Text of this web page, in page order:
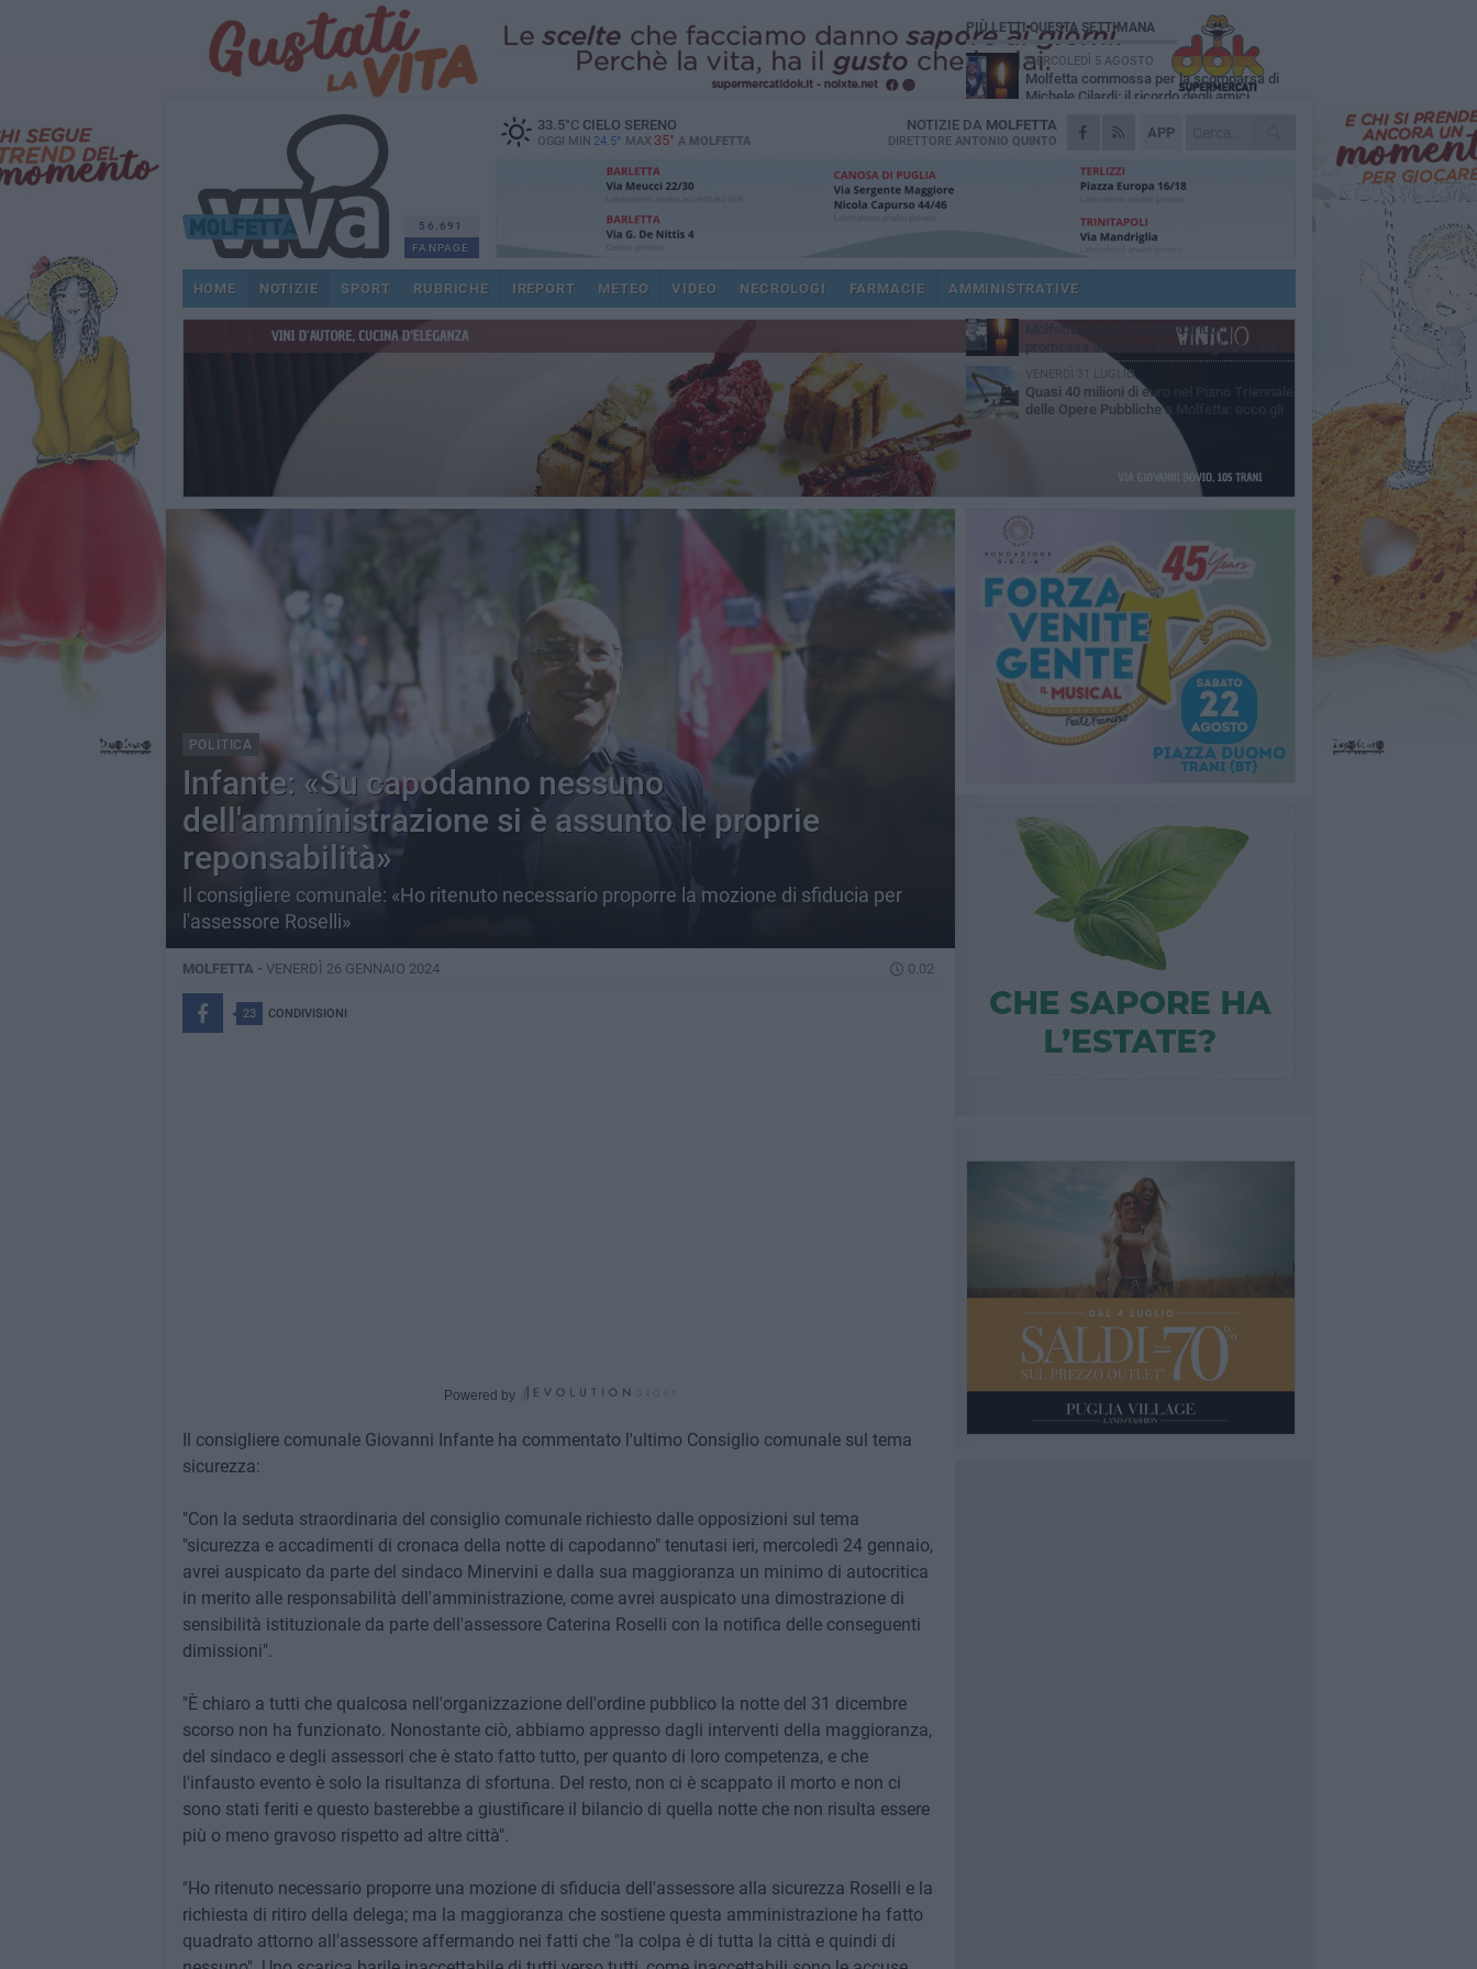
56.691
FANPAGE
33.5°CCIELO SERENO
OGGI MIN 24.5° MAX 35° A MOLFETTA
APP
NOTIZIE DA MOLFETTA
DIRETTORE ANTONIO QUINTO
HOME NOTIZIE SPORT RUBRICHE IREPORT METEO VIDEO NECROLOGI FARMACIE AMMINISTRATIVE
POLITICA
Infante: «Su capodanno nessuno
dell'amministrazione si è assunto le proprie
reponsabilità»
Il consigliere comunale: «Ho ritenuto necessario proporre la mozione di sfiducia per
l'assessore Roselli»
MOLFETTA - VENERDÌ 26 GENNAIO 2024 0.02
23 CONDIVISIONI
Powered by
Il consigliere comunale Giovanni Infante ha commentato l'ultimo Consiglio comunale sul tema
sicurezza:
"Con la seduta straordinaria del consiglio comunale richiesto dalle opposizioni sul tema
"sicurezza e accadimenti di cronaca della notte di capodanno" tenutasi ieri, mercoledì 24 gennaio,
avrei auspicato da parte del sindaco Minervini e dalla sua maggioranza un minimo di autocritica
in merito alle responsabilità dell'amministrazione, come avrei auspicato una dimostrazione di
sensibilità istituzionale da parte dell'assessore Caterina Roselli con la notifica delle conseguenti
dimissioni".
"È chiaro a tutti che qualcosa nell'organizzazione dell'ordine pubblico la notte del 31 dicembre
scorso non ha funzionato. Nonostante ciò, abbiamo appresso dagli interventi della maggioranza,
del sindaco e degli assessori che è stato fatto tutto, per quanto di loro competenza, e che
l'infausto evento è solo la risultanza di sfortuna. Del resto, non ci è scappato il morto e non ci
sono stati feriti e questo basterebbe a giustificare il bilancio di quella notte che non risulta essere
più o meno gravoso rispetto ad altre città".
"Ho ritenuto necessario proporre una mozione di sfiducia dell'assessore alla sicurezza Roselli e la
richiesta di ritiro della delega; ma la maggioranza che sostiene questa amministrazione ha fatto
quadrato attorno all'assessore affermando nei fatti che "la colpa è di tutta la città e quindi di
PIÙ LETTI QUESTA SETTIMANA
MERCOLEDÌ 5 AGOSTO
Molfetta commossa per la scomparsa di
Michele Cilardi: il ricordo degli amici
VENERDÌ 31 LUGLIO
TARI 2026, il Sindaco anticipa gli aumenti:
SABATO 1 AGOSTO
accompagnatori per gli scuolabus:
pubblicato il bando
Consiglio comunale, Siragusa replica ad
Amato: «Mai limitato il diritto di parola, ho
VENERDÌ 31 LUGLIO
Molfetta piange Onofrio Carlucci,
promessa del calcio locale negli anni '60
VENERDÌ 31 LUGLIO
Quasi 40 milioni di euro nel Piano Triennale
delle Opere Pubbliche a Molfetta: ecco gli
interventi previsti fino al 2028